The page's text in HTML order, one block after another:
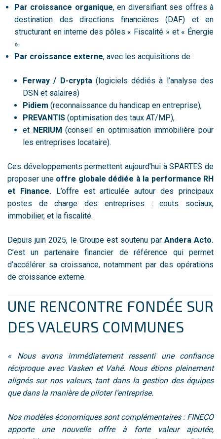
Par croissance organique, en diversifiant ses offres à
destination des directions financières (DAF) et en
structurant en interne des pôles « Fiscalité » et « Énergie
».
Par croissance externe, avec les acquisitions de :
Ferway / D-crypta (logiciels dédiés à l’analyse des
DSN et salaires)
Pidiem (reconnaissance du handicap en entreprise),
PREVANTIS (optimisation des taux AT/MP),
et NERIUM (conseil en optimisation immobilière pour
les entreprises locataire).
Ces développements permettent aujourd’hui à SPARTES de
proposer une offre globale dédiée à la performance RH
et Finance. L’offre est articulée autour des principaux
postes de charge des entreprises : couts sociaux,
immobilier, et la fiscalité.
Depuis juin 2025, le Groupe est soutenu par Andera Acto.
C’est un partenaire financier de référence qui permet
d’accélérer sa croissance, notamment par des opérations
de croissance externe.
UNE RENCONTRE FONDÉE SUR
DES VALEURS COMMUNES
« Nous avons immédiatement ressenti une confiance
réciproque avec Vasken et Vahé. Nous étions pleinement
alignés sur nos valeurs, tant dans la gestion des équipes
que dans la manière de piloter l’entreprise.
Nos modèles économiques sont complémentaires : FINECO
apporte une nouvelle offre à forte valeur ajoutée,